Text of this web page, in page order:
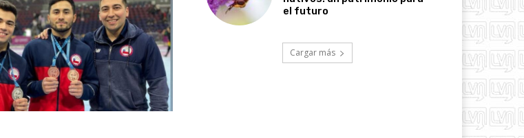
el futuro
Cargar más